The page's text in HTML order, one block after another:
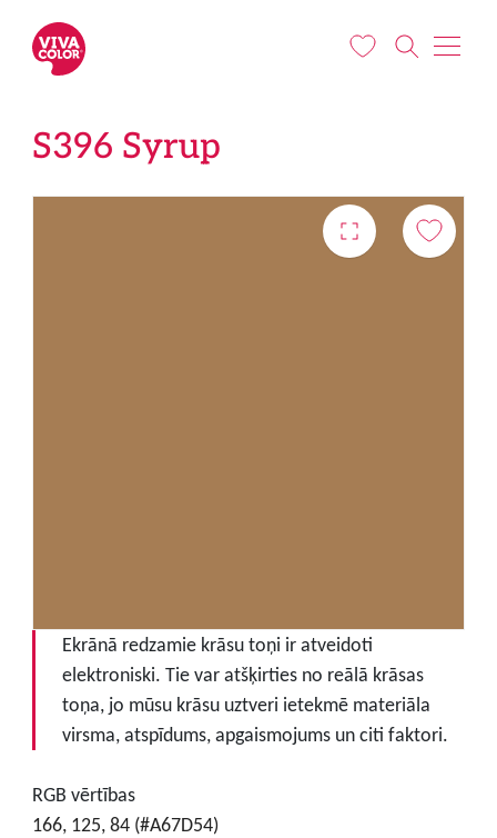
S396 Syrup
Ekrānā redzamie krāsu toņi ir atveidoti
elektroniski. Tie var atšķirties no reālā krāsas
toņa, jo mūsu krāsu uztveri ietekmē materiāla
virsma, atspīdums, apgaismojums un citi faktori.
RGB vērtības
166, 125, 84 (#A67D54)